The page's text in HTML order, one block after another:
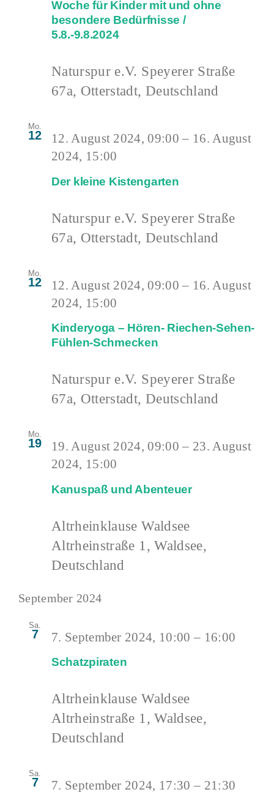
Woche für Kinder mit und ohne
besondere Bedürfnisse /
5.8.-9.8.2024
Naturspur e.V. Speyerer Straße
67a, Otterstadt, Deutschland
Mo.
12
Der kleine Kistengarten
12. August 2024, 09:00 – 16. August
2024, 15:00
Naturspur e.V. Speyerer Straße
67a, Otterstadt, Deutschland
Mo.
12
Kinderyoga – Hören- Riechen-Sehen-
Fühlen-Schmecken
12. August 2024, 09:00 – 16. August
2024, 15:00
Naturspur e.V. Speyerer Straße
67a, Otterstadt, Deutschland
Mo.
19
Kanuspaß und Abenteuer
19. August 2024, 09:00 – 23. August
2024, 15:00
Altrheinklause Waldsee
Altrheinstraße 1, Waldsee,
Deutschland
September 2024
Sa.
7
Schatzpiraten
7. September 2024, 10:00 – 16:00
Altrheinklause Waldsee
Altrheinstraße 1, Waldsee,
Deutschland
Sa.
7 7. September 2024, 17:30 – 21:30